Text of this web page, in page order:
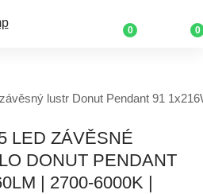
0 0
lustr Donut Pendant 91
LED ZÁVĚSNÉ
DONUT PENDANT
| 2700-6000K |